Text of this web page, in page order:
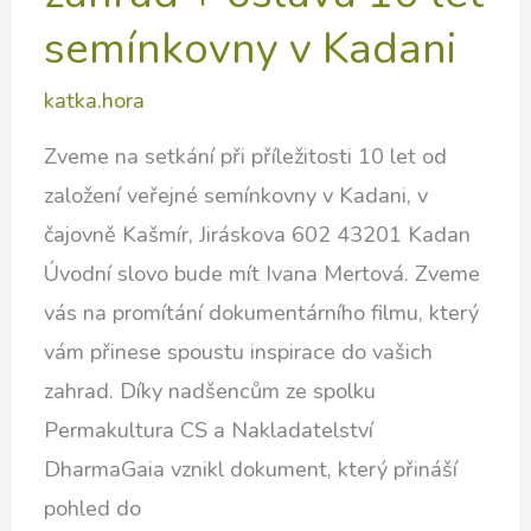
semínkovny v Kadani
katka.hora
Zveme na setkání při příležitosti 10 let od
založení veřejné semínkovny v Kadani, v
čajovně Kašmír, Jiráskova 602 43201 Kadan
Úvodní slovo bude mít Ivana Mertová. Zveme
vás na promítání dokumentárního filmu, který
vám přinese spoustu inspirace do vašich
zahrad. Díky nadšencům ze spolku
Permakultura CS a Nakladatelství
DharmaGaia vznikl dokument, který přináší
pohled do